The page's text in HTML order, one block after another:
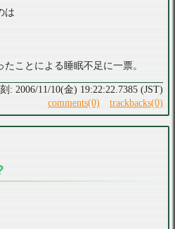
は
ことによる睡眠不足に一票。
2006/11/10(金) 19:22:22.7385 (JST)
comments(0)
trackbacks(0)